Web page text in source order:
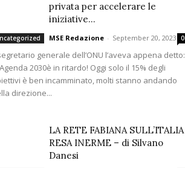
privata per accelerare le
iniziative...
MSE Redazione - September 20, 2023 0
generale dell’ONU l’aveva appena detto:
2030è in ritardo! Oggi solo il 15% degli
è ben incamminato, molti stanno andando
direzione...
LA RETE FABIANA SULL’ITALIA
RESA INERME – di Silvano
Danesi